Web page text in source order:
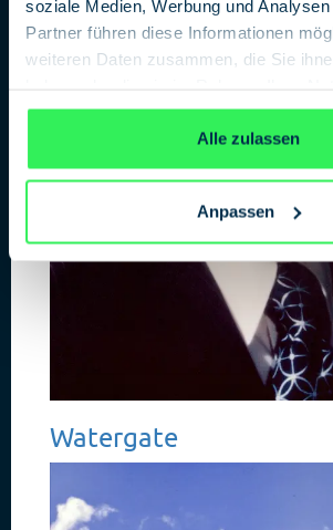
soziale Medien, Werbung und
Partner führen diese Informationen
weiteren Daten zusammen, die Sie
gesammelt haben.
Alle zulassen
Anpassen
Watergate